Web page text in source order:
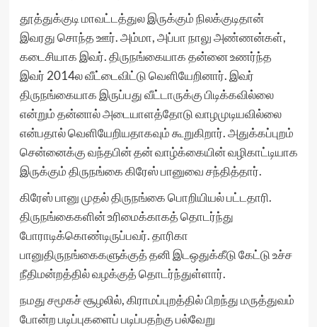
தூத்துக்குடி மாவட்டத்துல இருக்கும் நிலக்குடிதான்
இவரது சொந்த ஊர். அம்மா, அப்பா நாலு அண்ணன்கள்,
கடைசியாக இவர். திருநங்கையாக தன்னை உணர்ந்த
இவர் 2014ல வீட்டைவிட்டு வெளியேறினார். இவர்
திருநங்கையாக இருப்பது வீட்டாருக்கு பிடிக்கவில்லை
என்றும் தன்னால் அடையாளத்தோடு வாழமுடியவில்லை
என்பதால் வெளியேறியதாகவும் கூறுகிறார். அதுக்கப்புறம்
சென்னைக்கு வந்தபின் தன் வாழ்க்கையின் வழிகாட்டியாக
இருக்கும் திருநங்கை கிரேஸ் பானுவை சந்தித்தார்.
கிரேஸ் பானு முதல் திருநங்கை பொறியியல் பட்டதாரி.
திருநங்கைகளின் உரிமைக்காகத் தொடர்ந்து
போராடிக்கொண்டிருப்பவர். தாரிகா
பானுதிருநங்கைகளுக்குத் தனி இடஒதுக்கீடு கேட்டு உச்ச
நீதிமன்றத்தில் வழக்குத் தொடர்ந்துள்ளார்.
நமது சமூகச் சூழலில், கிராமப்புறத்தில் பிறந்து மருத்துவம்
போன்ற படிப்புகளைப் படிப்பதற்கு பல்வேறு